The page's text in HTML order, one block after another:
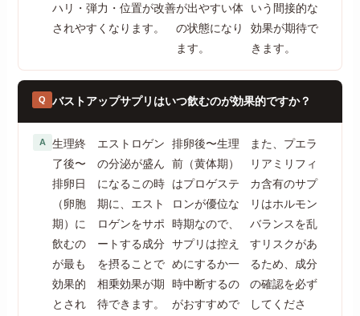
ハリ・弾力・位置が改善
されやすくなります。
が出やすい体
の状態になり
ます。
いう間接的な
効果が期待で
きます。
Q バストアップサプリはいつ飲むのが効果的ですか？
A
生理終
了後〜
排卵日
（卵胞
期）に
飲むの
が最も
効果的
とされ
エストロゲン
の分泌が盛ん
になるこの時
期に、エスト
ロゲンをサポ
ートする成分
を摂ることで
相乗効果が期
待できます。
排卵後〜生理
前（黄体期）
はプロゲステ
ロンが優位な
時期なので、
サプリは控え
めにするか一
時中断するの
がおすすめで
また、プエラ
リアミリフィ
カ含有のサプ
リはホルモン
バランスを乱
すリスクがあ
るため、成分
の確認を必ず
してくださ